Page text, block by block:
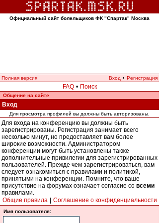
Официальный сайт болельщиков ФК "Спартак" Москва
Полная версия Вход • Регистрация
FAQ • Поиск
Общение на сайте
Вход
Для просмотра профилей вы должны быть авторизованы.
Для входа на конференцию вы должны быть
зарегистрированы. Регистрация занимает всего
несколько минут, но предоставляет вам более
широкие возможности. Администратором
конференции могут быть установлены также
дополнительные привилегии для зарегистрированных
пользователей. Прежде чем зарегистрироваться, вам
следует ознакомиться с правилами и политикой,
принятыми на конференции. Помните, что ваше
присутствие на форумах означает согласие со всеми
правилами.
Общие правила
Соглашение о конфиденциальности
Имя пользователя: